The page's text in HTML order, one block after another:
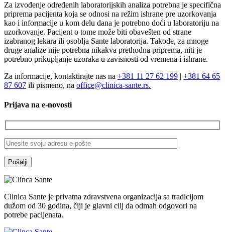
Za izvođenje određenih laboratorijskih analiza potrebna je specifična
priprema pacijenta koja se odnosi na režim ishrane pre uzorkovanja
kao i informacije u kom delu dana je potrebno doći u laboratoriju na
uzorkovanje. Pacijent o tome može biti obavešten od strane
izabranog lekara ili osoblja Sante laboratorija. Takođe, za mnoge
druge analize nije potrebna nikakva prethodna priprema, niti je
potrebno prikupljanje uzoraka u zavisnosti od vremena i ishrane.
Za informacije, kontaktirajte nas na +381 11 27 62 199 | +381 64 65
87 607 ili pismeno, na office@clinica-sante.rs.
Prijava na e-novosti
Clinica Sante je privatna zdravstvena organizacija sa tradicijom
dužom od 30 godina, čiji je glavni cilj da odmah odgovori na
potrebe pacijenata.